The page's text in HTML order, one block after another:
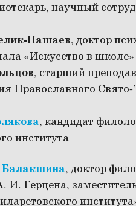
научный
Пашаев, доктор
«Искусство в школе»
, старший
Православного
, кандидат
института
, доктор
Герцена, заместитель